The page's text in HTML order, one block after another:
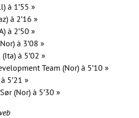
à 1’55 »
à 2’16 »
à 2’50 »
à 3’08 »
à 5’02 »
Team (Nor) à 5’10 »
5’21 »
(Nor) à 5’30 »